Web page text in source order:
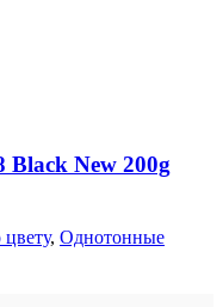
Black New 200g
, Однотонные